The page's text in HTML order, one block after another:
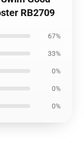
RB2709
67%
33%
0%
0%
0%